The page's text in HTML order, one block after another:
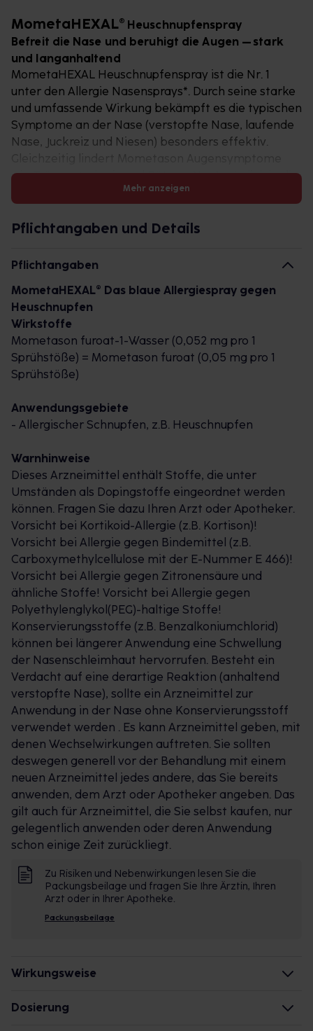
MometaHEXAL® Heuschnupfenspray
Befreit die Nase und beruhigt die Augen – stark
und langanhaltend
MometaHEXAL Heuschnupfenspray ist die Nr. 1
unter den Allergie Nasensprays*. Durch seine starke
und umfassende Wirkung bekämpft es die typischen
Symptome an der Nase (verstopfte Nase, laufende
Nase, Juckreiz und Niesen) besonders effektiv.
wie Tränen, Juckreiz und Rötung. Nur 1x täglich in die
Nase gesprüht, wirkt MometaHEXAL®
die Symptome entstehen. Dadurch ist es besonders
über die ganze Heuschnupfen-Saison angewendet
Zudem macht MometaHEXAL® Heuschnupfenspray
nicht müde und es tritt kein Gewöhnungseffekt auf.
Im Gegenteil: Die frühzeitige und regelmäßige
Anwendung einige Tage vor dem Pollenflug sorgt
sogar dafür, dass die Symptome von Anfang an
besser kontrolliert werden und nicht mehr so stark
MometaHEXAL® : Vorteile im Überblick:
Augen
Besonders wirkstark
Nur 1x täglich sprühen – wirkt für 24 Stunden
2-Phasen-Wirkung: antiallergisch und
antientzündlich
Bei Menschen mit Pollenallergie lösen Pollen eine
Überreaktion des Immunsystems aus. Dabei setzt
der Körper zuerst Botenstoffe wie Hista- min frei,
die eine allergische Sofortre- aktion auslösen. In der
zweiten Phase folgt eine entzündliche Reaktion.
Dabei werden verschiedene entzündungsfördernde
Botenstoffe freigesetzt, die die Symptome
verstärken oder länger anhalten lassen.
MometaHEXAL® Heuschnupfenspray mit dem Wirk-
stoff Mometason wirkt nicht nur antiallergisch,
sondern hemmt auch die Freisetzung vieler
Entzündungsfördernden Botenstoffe. Anders als rein
anti- allergische Nasensprays hemmt es die
Entzündung und wirkt so auf beide Phasen der
allergischen Reaktion.
*MometaHEXAL nach Abverkauf in € und
Packungen: IQVIA Pharmatrend, Markt der
Antiallergika 01E1, Darreichungsform Nasensprays,
Februar 2025 – Januar 2025.
ANWENDUNGSEMPFEHLUNG:
MometaHEXAL® Heuschnupfenspray sollte in der
Pollenflug-Saison regelmäßig einmal täglich
die Symptome wie Niesreiz, laufende oder
verstopfte Nase unter Kontrolle sind, kann eine
ausreichend sein.
Mehr anzeigen
Pflichtangaben und Details
Pflichtangaben
MometaHEXAL® Das blaue Allergiespray gegen
Heuschnupfen
Wirkstoffe
Mometason furoat-1-Wasser (0,052 mg pro 1
Sprühstöße) = Mometason furoat (0,05 mg pro 1
Sprühstöße)
Anwendungsgebiete
- Allergischer Schnupfen, z.B. Heuschnupfen
Warnhinweise
Dieses Arzneimittel enthält Stoffe, die unter
Umständen als Dopingstoffe eingeordnet werden
können. Fragen Sie dazu Ihren Arzt oder Apotheker.
Vorsicht bei Kortikoid-Allergie (z.B. Kortison)!
Vorsicht bei Allergie gegen Bindemittel (z.B.
Carboxymethylcellulose mit der E-Nummer E 466)!
Vorsicht bei Allergie gegen Zitronensäure und
ähnliche Stoffe! Vorsicht bei Allergie gegen
Polyethylenglykol(PEG)-haltige Stoffe!
Konservierungsstoffe (z.B. Benzalkoniumchlorid)
können bei längerer Anwendung eine Schwellung
der Nasenschleimhaut hervorrufen. Besteht ein
Verdacht auf eine derartige Reaktion (anhaltend
verstopfte Nase), sollte ein Arzneimittel zur
Anwendung in der Nase ohne Konservierungsstoff
verwendet werden . Es kann Arzneimittel geben, mit
denen Wechselwirkungen auftreten. Sie sollten
deswegen generell vor der Behandlung mit einem
neuen Arzneimittel jedes andere, das Sie bereits
anwenden, dem Arzt oder Apotheker angeben. Das
gilt auch für Arzneimittel, die Sie selbst kaufen, nur
gelegentlich anwenden oder deren Anwendung
schon einige Zeit zurückliegt.
Zu Risiken und Nebenwirkungen lesen Sie die
Packungsbeilage und fragen Sie Ihre Ärztin, Ihren
Arzt oder in Ihrer Apotheke.
Packungsbeilage
Wirkungsweise
Dosierung